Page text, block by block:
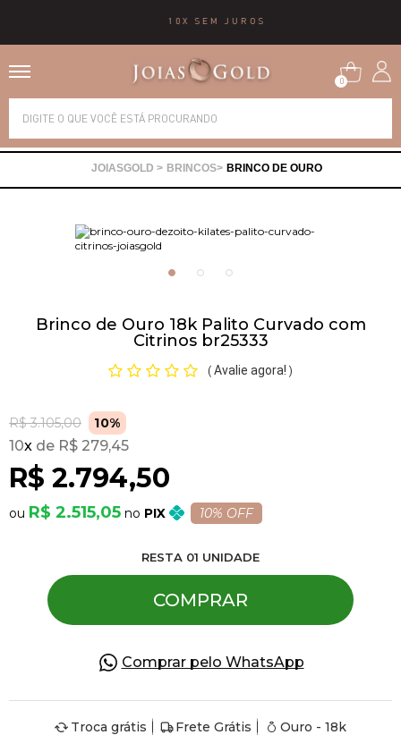
10X SEM JUROS
0
BRINCOS BRINCO DE OURO
Brinco de Ouro 18k Palito Curvado com
Citrinos br25333
( Avalie agora! )
R$ 3.105,00 10%
R$ 2.794,50
10x R$ 279,45
R$ 2.515,05 PIX 10% OFF
RESTA 01 UNIDADE
COMPRAR
Comprar pelo WhatsApp
Troca grátis Frete Grátis Ouro - 18k
Alianças
Brincos
Pulseiras
Piercing
Pedras Preciosas
Presente
OFERTAS